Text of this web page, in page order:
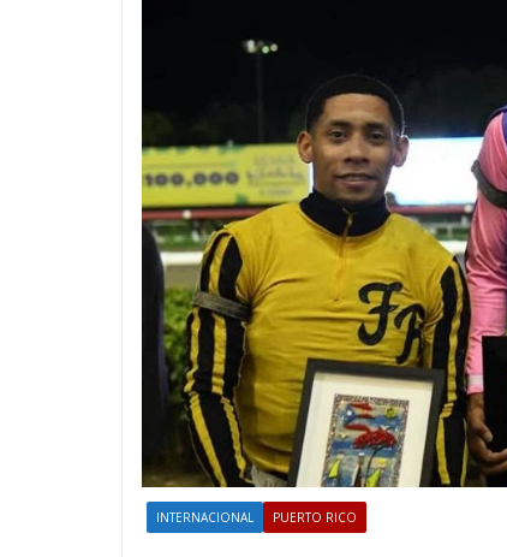
INTERNACIONAL PUERTO RICO